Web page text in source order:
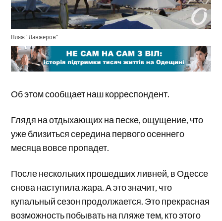
Пляж "Ланжерон"
Об этом сообщает наш корреспондент.
Глядя на отдыхающих на песке, ощущение, что
уже близиться середина первого осеннего
месяца вовсе пропадет.
После нескольких прошедших ливней, в Одессе
снова наступила жара. А это значит, что
купальный сезон продолжается. Это прекрасная
возможность побывать на пляже тем, кто этого